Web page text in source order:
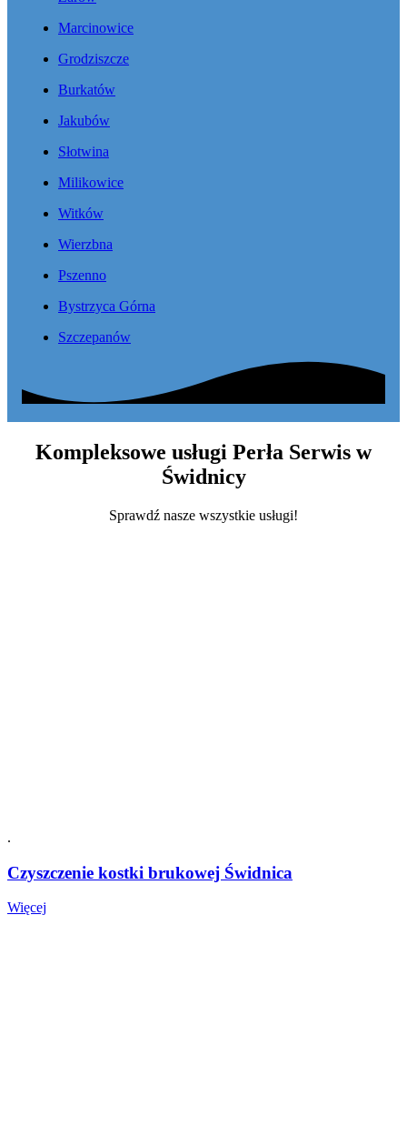
Marcinowice
Grodziszcze
Burkatów
Jakubów
Słotwina
Milikowice
Witków
Wierzbna
Pszenno
Bystrzyca Górna
Szczepanów
Kompleksowe usługi Perła Serwis w
Świdnicy
Sprawdź nasze wszystkie usługi!
.
Czyszczenie kostki brukowej Świdnica
Więcej